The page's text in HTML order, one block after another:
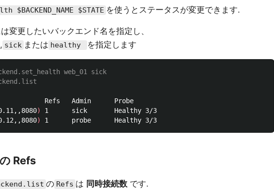
$BACKEND_NAME $STATE を使うとステータスが変更できます.
変更したいバックエンド名を指定し、
, sick または healthy を指定します
web_01 sick
Refs   Admin      Probe
)
1      sick       Healthy 3/3
)
Refs
の Refs は 同時接続数 です.